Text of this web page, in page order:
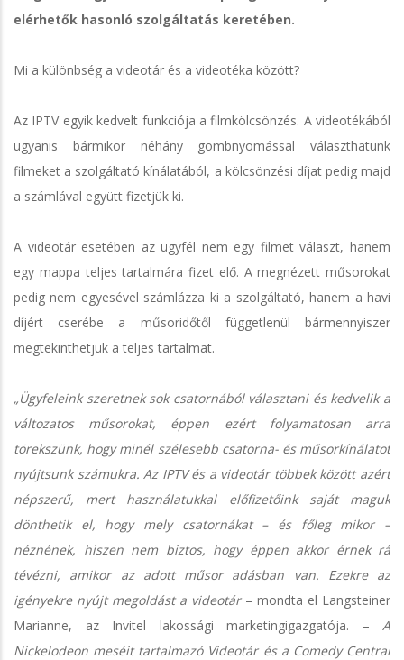
elérhetők hasonló szolgáltatás keretében.
Mi a különbség a videotár és a videotéka között?
Az IPTV egyik kedvelt funkciója a filmkölcsönzés. A videotékából
ugyanis bármikor néhány gombnyomással választhatunk
filmeket a szolgáltató kínálatából, a kölcsönzési díjat pedig majd
a számlával együtt fizetjük ki.
A videotár esetében az ügyfél nem egy filmet választ, hanem
egy mappa teljes tartalmára fizet elő. A megnézett műsorokat
pedig nem egyesével számlázza ki a szolgáltató, hanem a havi
díjért cserébe a műsoridőtől függetlenül bármennyiszer
megtekinthetjük a teljes tartalmat.
„Ügyfeleink szeretnek sok csatornából választani és kedvelik a
változatos műsorokat, éppen ezért folyamatosan arra
törekszünk, hogy minél szélesebb csatorna- és műsorkínálatot
nyújtsunk számukra. Az IPTV és a videotár többek között azért
népszerű, mert használatukkal előfizetőink saját maguk
dönthetik el, hogy mely csatornákat – és főleg mikor –
néznének, hiszen nem biztos, hogy éppen akkor érnek rá
tévézni, amikor az adott műsor adásban van. Ezekre az
igényekre nyújt megoldást a videotár– mondta el Langsteiner
Marianne, az Invitel lakossági marketingigazgatója. – A
Nickelodeon meséit tartalmazó Videotár és a Comedy Central